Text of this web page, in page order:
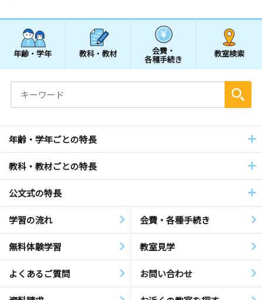
年齢・学年 教科・教材 会費・
各種手続き
教室検索
年齢・学年ごとの特長
教科・教材ごとの特長
公文式の特長
学習の流れ 会費・各種手続き
無料体験学習 教室見学
よくあるご質問 お問い合わせ